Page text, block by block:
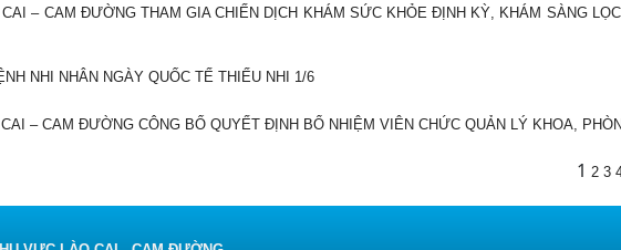
– CAM ĐƯỜNG THAM GIA CHIẾN DỊCH KHÁM SỨC KHỎE ĐỊNH KỲ, KHÁM SÀNG
NHI NHÂN NGÀY QUỐC TẾ THIẾU NHI 1/6
– CAM ĐƯỜNG CÔNG BỐ QUYẾT ĐỊNH BỔ NHIỆM VIÊN CHỨC QUẢN LÝ KHOA,
1 2 3